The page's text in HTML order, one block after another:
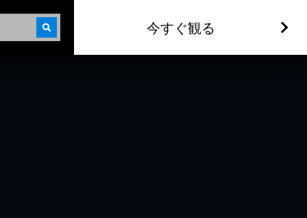
今すぐ観る